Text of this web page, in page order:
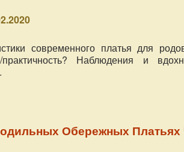
современного платья для
практичность? Наблюдения и
Обережных Платьях